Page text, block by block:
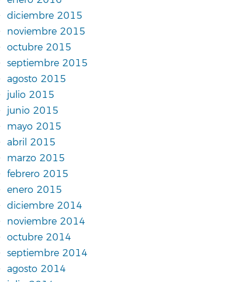
diciembre 2015
noviembre 2015
octubre 2015
septiembre 2015
agosto 2015
julio 2015
junio 2015
mayo 2015
abril 2015
marzo 2015
febrero 2015
enero 2015
diciembre 2014
noviembre 2014
octubre 2014
septiembre 2014
agosto 2014